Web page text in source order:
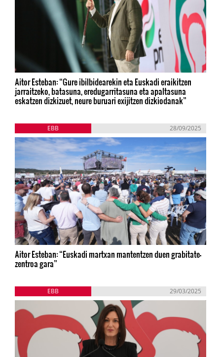
Aitor Esteban: “Gure ibilbidearekin eta Euskadi eraikitzen
jarraitzeko, batasuna, eredugarritasuna eta apaltasuna
eskatzen dizkizuet, neure buruari exijitzen dizkiodanak”
EBB 28/09/2025
Aitor Esteban: “Euskadi martxan mantentzen duen grabitate-
zentroa gara”
EBB 29/03/2025